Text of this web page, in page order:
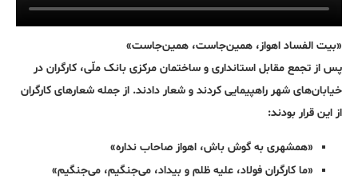
«بیت الفساد اهواز، همین‌جاست، همین‌جاست»
پس از تجمع مقابل استانداری و ساختمان مرکزی بانک ملّی، کارگران در
خیابان‌های شهر راهپیمایی کردند و شعار دادند. از جمله شعارهای کارگران
از این قرار بودند:
«همشهری به گوش باش، اهواز صاحاب نداره»
«ما کارگران فولاد، علیه ظلم و بیداد، می‌جنگیم، می‌جنگیم»